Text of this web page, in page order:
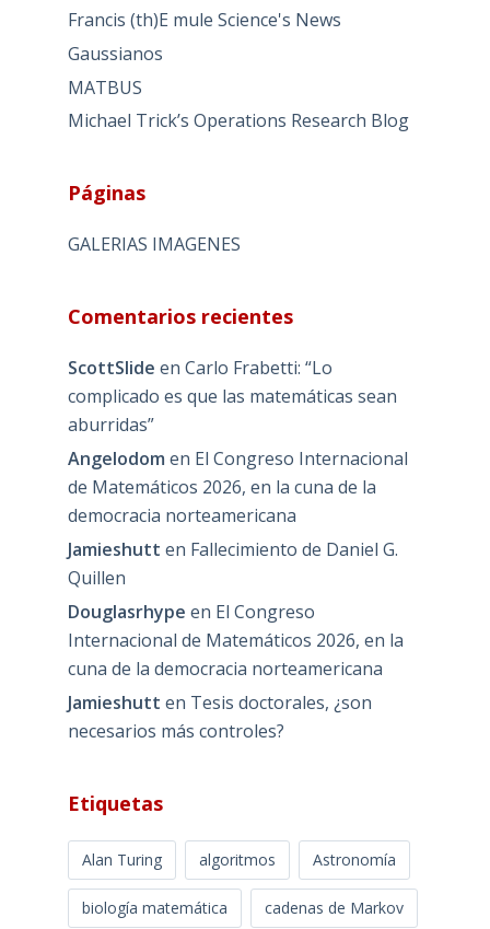
Francis (th)E mule Science's News
Gaussianos
MATBUS
Michael Trick’s Operations Research Blog
Páginas
GALERIAS IMAGENES
Comentarios recientes
ScottSlide en Carlo Frabetti: “Lo
complicado es que las matemáticas sean
aburridas”
Angelodom en El Congreso Internacional
de Matemáticos 2026, en la cuna de la
democracia norteamericana
Jamieshutt en Fallecimiento de Daniel G.
Quillen
Douglasrhype en El Congreso
Internacional de Matemáticos 2026, en la
cuna de la democracia norteamericana
Jamieshutt en Tesis doctorales, ¿son
necesarios más controles?
Etiquetas
Alan Turing algoritmos Astronomía
biología matemática cadenas de Markov